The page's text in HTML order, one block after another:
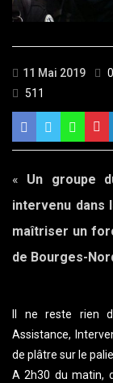
11 Mai 2019
511
« Un groupe
intervenu dans
maîtriser un
de Bourges-
Il ne reste rien
Assistance,
de plâtre sur le
A 2h30 du matin,